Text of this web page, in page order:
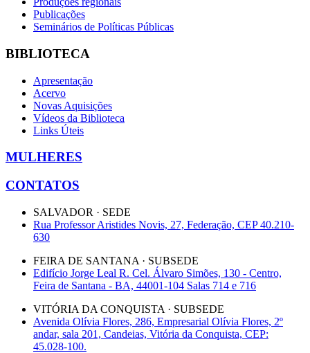
Publicações
Seminários de Políticas Públicas
BIBLIOTECA
Apresentação
Acervo
Novas Aquisições
Vídeos da Biblioteca
Links Úteis
MULHERES
CONTATOS
SALVADOR · SEDE
Rua Professor Aristides Novis, 27, Federação, CEP 40.210-
630
FEIRA DE SANTANA · SUBSEDE
Edifício Jorge Leal R. Cel. Álvaro Simões, 130 - Centro,
Feira de Santana - BA, 44001-104 Salas 714 e 716
VITÓRIA DA CONQUISTA · SUBSEDE
Avenida Olívia Flores, 286, Empresarial Olívia Flores, 2º
andar, sala 201, Candeias, Vitória da Conquista, CEP:
45.028-100.